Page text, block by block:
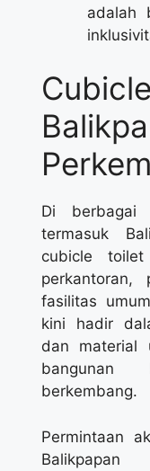
adalah
Di berbagai
termasuk
cubicle
perkantoran,
fasilitas
kini hadir
dan material
bangunan
berkembang.
Permintaan